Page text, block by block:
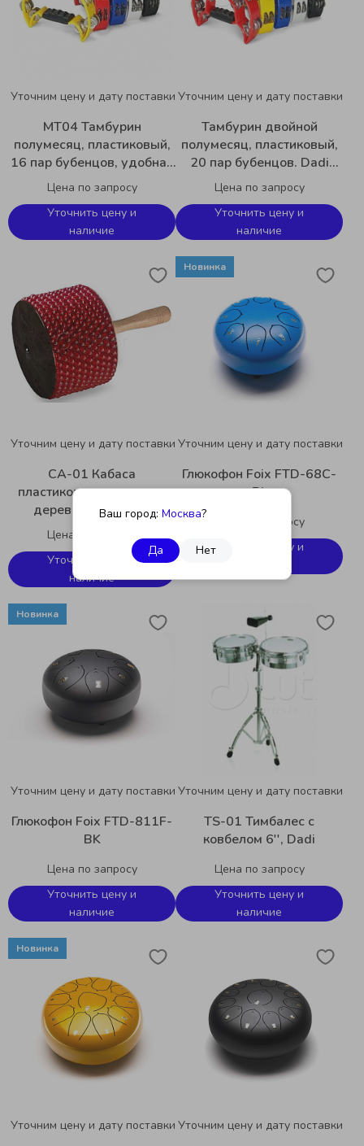
Ваш город: Москва?
Да Нет
Уточним цену и дату поставки
MT04 Тамбурин
полумесяц, пластиковый,
16 пар бубенцов, удобная
эргономичная ручка. Dadi
Цена по запросу
Уточнить цену и
наличие
Уточним цену и дату поставки
Тамбурин двойной
полумесяц, пластиковый,
20 пар бубенцов. Dadi
Цена по запросу
Уточнить цену и
наличие
Уточним цену и дату поставки
CA-01 Кабаса
пластиковая цветная на
деревянной ручке,
различные цвета Dadi
Цена по запросу
Уточнить цену и
наличие
Новинка
Уточним цену и дату поставки
Глюкофон Foix FTD-68C-
BL
Цена по запросу
Уточнить цену и
Новинка
Уточним цену и дату поставки
Глюкофон Foix FTD-811F-
BK
Цена по запросу
Уточнить цену и
наличие
Уточним цену и дату поставки
TS-01 Тимбалес с
ковбелом 6'', Dadi
Цена по запросу
Уточнить цену и
наличие
Новинка
Уточним цену и дату поставки Уточним цену и дату поставки